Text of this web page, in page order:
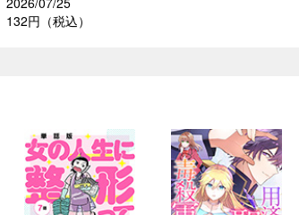
132円（税込）